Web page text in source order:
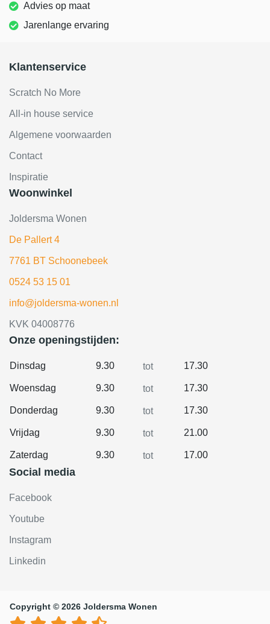
Advies op maat
Jarenlange ervaring
Klantenservice
Scratch No More
All-in house service
Algemene voorwaarden
Contact
Inspiratie
Woonwinkel
Joldersma Wonen
De Pallert 4
7761 BT Schoonebeek
0524 53 15 01
info@joldersma-wonen.nl
KVK 04008776
Onze openingstijden:
Dinsdag 9.30 tot 17.30
Woensdag 9.30 tot 17.30
Donderdag 9.30 tot 17.30
Vrijdag 9.30 tot 21.00
Zaterdag 9.30 tot 17.00
Social media
Facebook
Youtube
Instagram
Linkedin
Copyright © 2026 Joldersma Wonen